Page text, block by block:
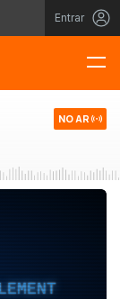
Entrar
NO AR